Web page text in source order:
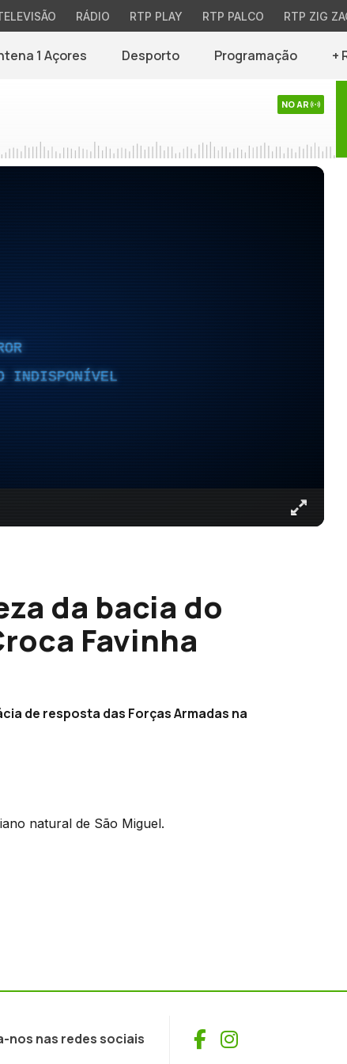
RÁDIO RTP PLAY RTP PALCO RTP ZIG
1 Açores Desporto Programação +
NO AR
INDISPONÍVEL
da bacia do
Favinha
de resposta das Forças Armadas na
natural de São Miguel.
nos nas redes sociais Facebook
Instagram